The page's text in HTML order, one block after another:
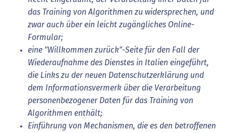
das Training von Algorithmen zu widersprechen, und
zwar auch über ein leicht zugängliches Online-
Formular;
eine "Willkommen zurück"-Seite für den Fall der
Wiederaufnahme des Dienstes in Italien eingeführt,
die Links zu der neuen Datenschutzerklärung und
dem Informationsvermerk über die Verarbeitung
personenbezogener Daten für das Training von
Algorithmen enthält;
Einführung von Mechanismen, die es den betroffenen